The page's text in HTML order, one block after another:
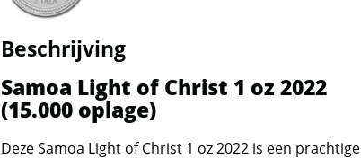
Beschrijving
Samoa Light of Christ 1 oz 2022
(15.000 oplage)
Deze Samoa Light of Christ 1 oz 2022 is een prachtige